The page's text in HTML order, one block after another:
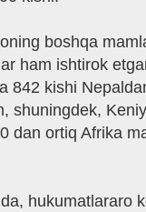
boshqa
ham ishtirok
842 kishi
shuningdek,
dan ortiq Afrika
hukumatlararo